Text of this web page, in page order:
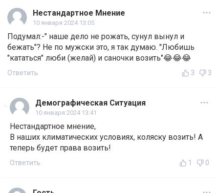
Нестандартное Мнение
10 января 2024 13:05
Подумал:-" наше дело не рожать, сунул вынул и
бежать"? Не по мужски это, я так думаю. "Любишь
"кататься" люби (желай) и саночки возить"😂😂😂
Ответить 3 3
Демографическая Ситуация
10 января 2024 13:41
Нестандартное мнение,
В наших климатических условиях, коляску возить! А
теперь будет права возить!
Ответить 1 0